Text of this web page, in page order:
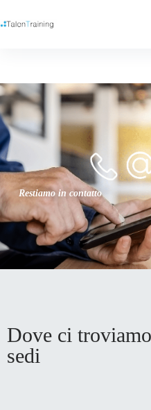
Restiamo in contatto
Dove ci
sedi